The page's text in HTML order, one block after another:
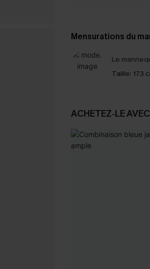
Mensurations du
Le
Taille: 173
ACHETEZ‑LE AVEC